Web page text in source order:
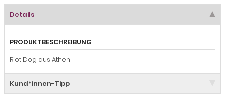
Details
PRODUKTBESCHREIBUNG
Riot Dog aus Athen
Kund*innen-Tipp